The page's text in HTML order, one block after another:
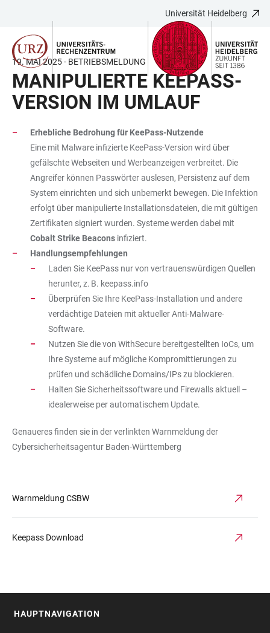
LINKS
ZUR
BARRIEREFREIHEIT
HAUPTINHALT
ÖFFNEN
ÖFFNEN
Universität Heidelberg
19. MAI 2025 - BETRIEBSMELDUNG
MANIPULIERTE KEEPASS-
VERSION IM UMLAUF
Erhebliche Bedrohung für KeePass-Nutzende
Eine mit Malware infizierte KeePass-Version wird über
gefälschte Webseiten und Werbeanzeigen verbreitet. Die
Angreifer können Passwörter auslesen, Persistenz auf dem
System einrichten und sich unbemerkt bewegen. Die Infektion
erfolgt über manipulierte Installationsdateien, die mit gültigen
Zertifikaten signiert wurden. Systeme werden dabei mit
Cobalt Strike Beacons infiziert.
Handlungsempfehlungen
Laden Sie KeePass nur von vertrauenswürdigen Quellen
herunter, z. B. keepass.info
Überprüfen Sie Ihre KeePass-Installation und andere
verdächtige Dateien mit aktueller Anti-Malware-
Software.
Nutzen Sie die von WithSecure bereitgestellten IoCs, um
Ihre Systeme auf mögliche Kompromittierungen zu
prüfen und schädliche Domains/IPs zu blockieren.
Halten Sie Sicherheitssoftware und Firewalls aktuell –
idealerweise per automatischem Update.
Genaueres finden sie in der verlinkten Warnmeldung der
Cybersicherheitsagentur Baden-Württemberg
Warnmeldung CSBW
Keepass Download
HAUPTNAVIGATION